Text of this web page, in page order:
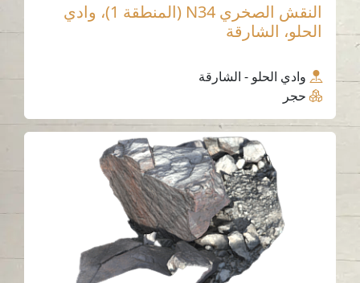
النقش الصخري N34 (المنطقة 1)، وادي
الحلو، الشارقة
وادي الحلو - الشارقة
حجر